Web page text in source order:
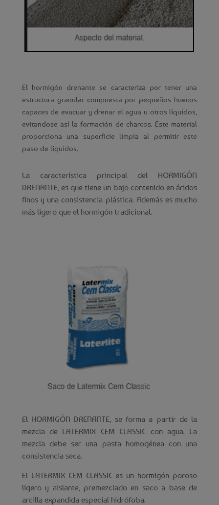
El hormigón drenante se caracteriza por tener una
estructura granular compuesta por pequeños huecos
capaces de evacuar y drenar el agua u otros líquidos,
evitandose así la formación de charcos. Este material
proporciona una superficie limpia al permitir este
paso de líquidos.
La característica principal del HORMIGÓN
DRENANTE, es que tiene un bajo contenido en áridos
finos y una consistencia plástica. Además es mucho
más ligero que el hormigón tradicional.
El HORMIGÓN DRENANTE, se forma a partir de la
mezcla de LATERMIX CEM CLASSIC con agua. La
mezcla debe ser una pasta homogénea con una
consistencia seca.
El LATERMIX CEM CLASSIC es un hormigón poroso
ligero y aislante, premezclado en saco a base de
arcilla expandida especial hidrófoba.